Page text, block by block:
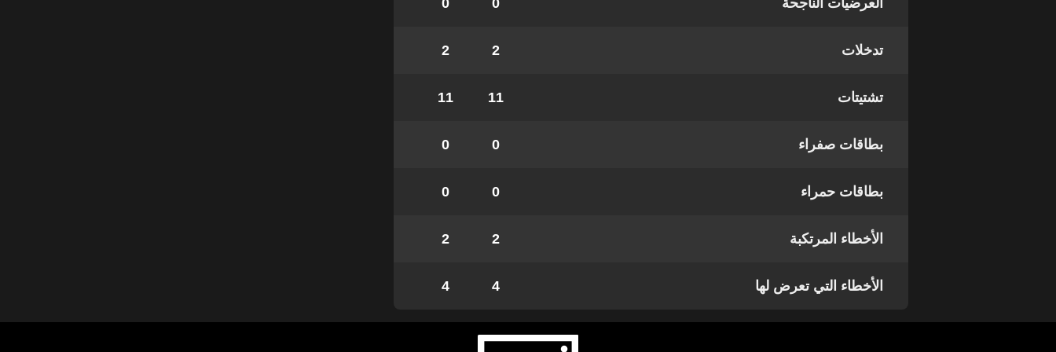
العرضيات الناجحة 0
0
تدخلات 2
2
تشتيتات 11
11
بطاقات صفراء 0
0
بطاقات حمراء 0
0
الأخطاء المرتكبة 2
2
الأخطاء التي تعرض لها 4
4